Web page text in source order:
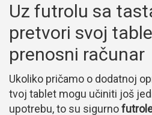
Uz futrolu sa
pretvori svoj
prenosni računar
Ukoliko pričamo o dodatnoj
tvoj tablet mogu učiniti još
upotrebu, to su sigurno